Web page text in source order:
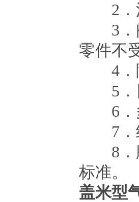
2．流
3．阀
零件不
4．隔
5．目
6．多
7．结
8．膜
标准。
盖米型